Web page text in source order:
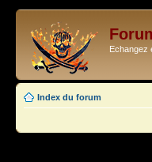
Echangez
Index du forum